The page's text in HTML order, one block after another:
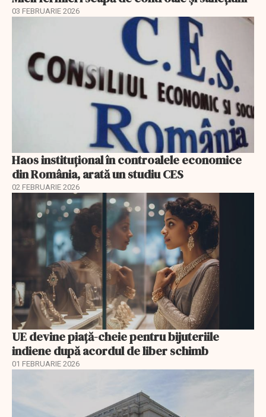
03 FEBRUARIE 2026
Haos instituțional în controalele economice
din România, arată un studiu CES
02 FEBRUARIE 2026
UE devine piață-cheie pentru bijuteriile
indiene după acordul de liber schimb
01 FEBRUARIE 2026